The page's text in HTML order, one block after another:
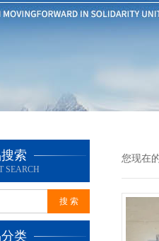
索
SEARCH
类
您现在